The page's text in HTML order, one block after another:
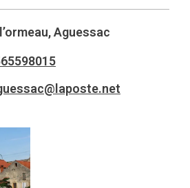
Aguessac